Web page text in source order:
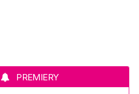
PREMIERY